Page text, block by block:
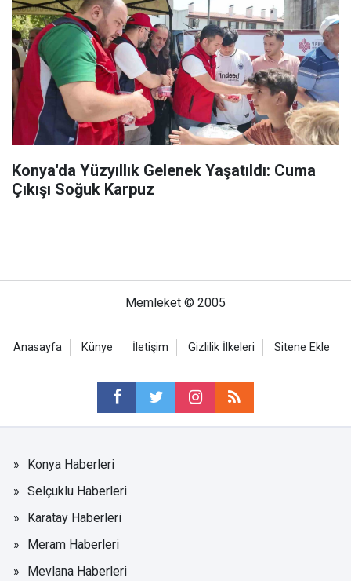
Konya'da Yüzyıllık Gelenek Yaşatıldı: Cuma
Çıkışı Soğuk Karpuz
Memleket © 2005
Anasayfa Künye İletişim Gizlilik İlkeleri Sitene Ekle
Konya Haberleri
Selçuklu Haberleri
Karatay Haberleri
Meram Haberleri
Mevlana Haberleri